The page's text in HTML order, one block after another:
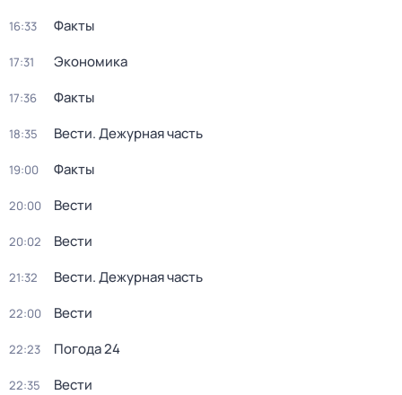
16:33 Факты
17:31 Экономика
17:36 Факты
18:35 Вести. Дежурная часть
19:00 Факты
20:00 Вести
20:02 Вести
21:32 Вести. Дежурная часть
22:00 Вести
22:23 Погода 24
22:35 Вести